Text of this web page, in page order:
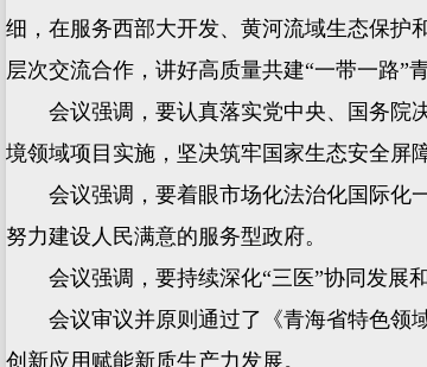
细，在服务西部大开发、黄河流域生态保护
层次交流合作，讲好高质量共建“一带一路”
会议强调，要认真落实党中央、国务院决
境领域项目实施，坚决筑牢国家生态安全屏
会议强调，要着眼市场化法治化国际化一
努力建设人民满意的服务型政府。
会议强调，要持续深化“三医”协同发展和
会议审议并原则通过了《青海省特色领域
创新应用赋能新质生产力发展。